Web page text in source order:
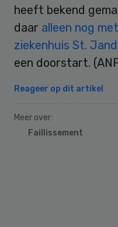
heeft bekend
daar alleen nog
ziekenhuis St.
een doorstart.
Reageer op dit artikel
Meer over:
Faillissement